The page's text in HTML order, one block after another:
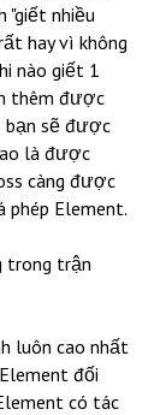
"giết nhiều
hay vì không
nào giết 1
thêm được
bạn sẽ được
là được
càng được
phép Element.
trong trận
luôn cao nhất
đối
có tác